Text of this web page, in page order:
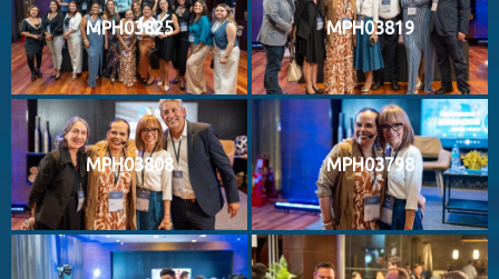
MPH03825 MPH03819
MPH03808 MPH03798